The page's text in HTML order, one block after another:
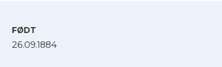
FØDT
26.09.1884